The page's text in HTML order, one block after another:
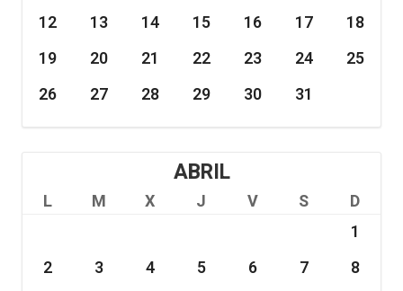
12
13 14 15 16 17
18
19
20 21 22 23 24
25
26
27 28 29 30 31
ABRIL
L M X J V S
D
1
2
3 4 5 6 7
8